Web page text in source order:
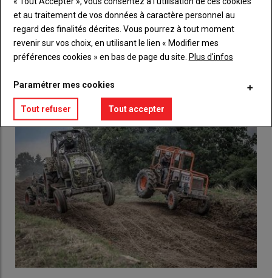
Lien Créez un compte
et au traitement de vos données à caractère personnel au
regard des finalités décrites. Vous pourrez à tout moment
revenir sur vos choix, en utilisant le lien « Modifier mes
préférences cookies » en bas de page du site. Plus d'infos
Paramétrer mes cookies
Tout refuser Tout accepter